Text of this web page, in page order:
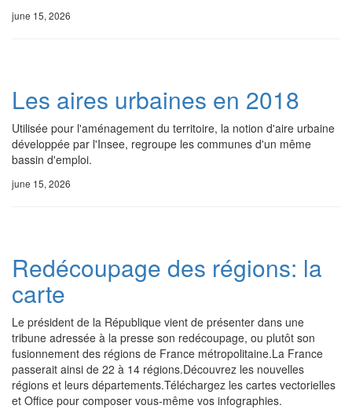
june 15, 2026
Les aires urbaines en 2018
Utilisée pour l'aménagement du territoire, la notion d'aire urbaine
développée par l'Insee, regroupe les communes d'un même
bassin d'emploi.
june 15, 2026
Redécoupage des régions: la
carte
Le président de la République vient de présenter dans une
tribune adressée à la presse son redécoupage, ou plutôt son
fusionnement des régions de France métropolitaine.La France
passerait ainsi de 22 à 14 régions.Découvrez les nouvelles
régions et leurs départements.Téléchargez les cartes vectorielles
et Office pour composer vous-même vos infographies.